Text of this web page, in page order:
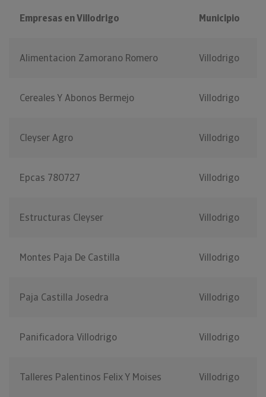
Empresas en Villodrigo Municipio
Alimentacion Zamorano Romero Villodrigo
Cereales Y Abonos Bermejo Villodrigo
Cleyser Agro Villodrigo
Epcas 780727 Villodrigo
Estructuras Cleyser Villodrigo
Montes Paja De Castilla Villodrigo
Paja Castilla Josedra Villodrigo
Panificadora Villodrigo Villodrigo
Talleres Palentinos Felix Y Moises Villodrigo